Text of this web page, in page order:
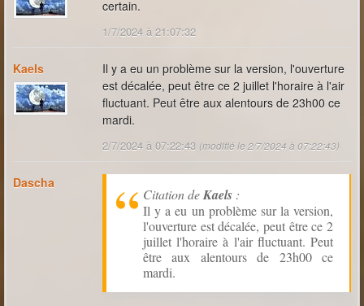
certain.
1/7/2024 à 21:07:32
Kaels
Il y a eu un problème sur la version, l'ouverture
est décalée, peut être ce 2 juillet l'horaire à l'air
fluctuant. Peut être aux alentours de 23h00 ce
mardi.
2/7/2024 à 07:22:43 (modifié le 2/7/2024 à 07:22:43)
Dascha
Citation deKaels :
Il y a eu un problème sur la version,
l'ouverture est décalée, peut être ce 2
juillet l'horaire à l'air fluctuant. Peut
être aux alentours de 23h00 ce
mardi.